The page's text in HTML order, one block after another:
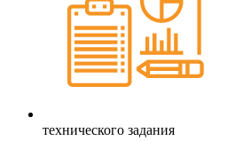
технического задания